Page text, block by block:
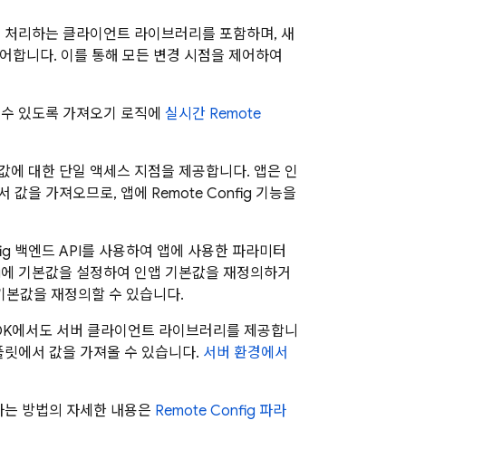
리하는 클라이언트 라이브러리를 포함하며, 새
합니다. 이를 통해 모든 변경 시점을 제어하여
있도록 가져오기 로직에 실시간 Remote
에 대한 단일 액세스 지점을 제공합니다. 앱은 인
값을 가져오므로, 앱에 Remote Config 기능을
백엔드 API를 사용하여 앱에 사용한 파라미터
에 기본값을 설정하여 인앱 기본값을 재정의하거
값을 재정의할 수 있습니다.
서도 서버 클라이언트 라이브러리를 제공합니
에서 값을 가져올 수 있습니다. 서버 환경에서
방법의 자세한 내용은 Remote Config 파라